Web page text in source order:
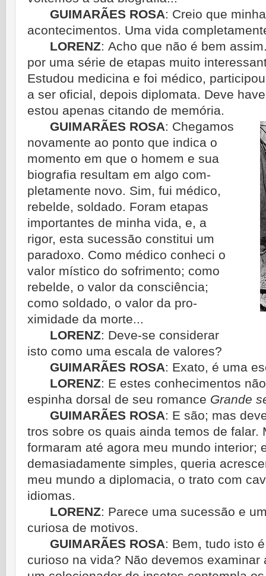
GUIMARÃES ROSA: Creio que
acontecimentos. Uma vida
LORENZ: Acho que não é bem
por uma série de etapas muito
Estudou medicina e foi médico,
a ser oficial, depois diplomata. Deve
estou apenas citando de memória.
GUIMARÃES ROSA: Chegamos
novamente ao ponto que indica o
momento em que o homem e sua
biografia resultam em algo com­
pletamente novo. Sim, fui médico,
rebelde, soldado. Foram etapas
importantes de minha vida, e, a
rigor, esta sucessão constitui um
paradoxo. Como médico conheci o
valor místico do sofrimento; como
rebelde, o valor da consciência;
como soldado, o valor da pro­
ximidade da morte...
LORENZ: Deve-se considerar
isto como uma escala de valores?
GUIMARÃES ROSA: Exato, é uma
LORENZ: E estes conhecimentos
espinha dorsal de seu romance Grande
GUIMARÃES ROSA: E são; mas
tros sobre os quais ainda temos de falar.
formaram até agora meu mundo interior;
demasiadamente simples, queria
meu mundo a diplomacia, o trato com
idiomas.
LORENZ: Parece uma sucessão e
curiosa de motivos.
GUIMARÃES ROSA: Bem, tudo isto
curioso na vida? Não devemos